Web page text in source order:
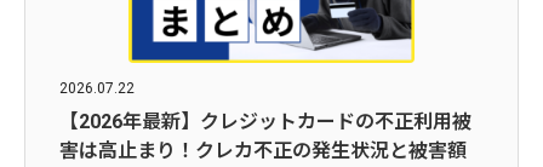
2026.07.22
【2026年最新】クレジットカードの不正利用被
害は高止まり！クレカ不正の発生状況と被害額